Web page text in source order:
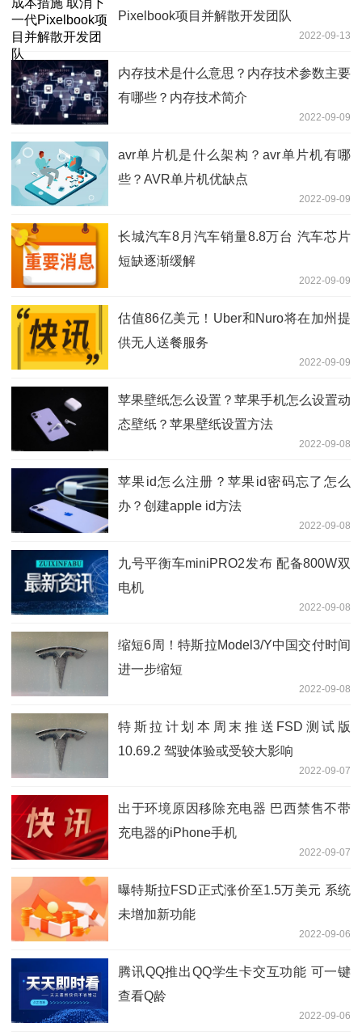
Pixelbook项目并解散开发团队
2022-09-13
内存技术是什么意思？内存技术参数主要
有哪些？内存技术简介
2022-09-09
avr单片机是什么架构？avr单片机有哪
些？AVR单片机优缺点
2022-09-09
长城汽车8月汽车销量8.8万台 汽车芯片
短缺逐渐缓解
2022-09-09
估值86亿美元！Uber和Nuro将在加州提
供无人送餐服务
2022-09-09
苹果壁纸怎么设置？苹果手机怎么设置动
态壁纸？苹果壁纸设置方法
2022-09-08
苹果id怎么注册？苹果id密码忘了怎么
办？创建apple id方法
2022-09-08
九号平衡车miniPRO2发布 配备800W双
电机
2022-09-08
缩短6周！特斯拉Model3/Y中国交付时间
进一步缩短
2022-09-08
特斯拉计划本周末推送FSD测试版
10.69.2 驾驶体验或受较大影响
2022-09-07
出于环境原因移除充电器 巴西禁售不带
充电器的iPhone手机
2022-09-07
曝特斯拉FSD正式涨价至1.5万美元 系统
未增加新功能
2022-09-06
腾讯QQ推出QQ学生卡交互功能 可一键
查看Q龄
2022-09-06